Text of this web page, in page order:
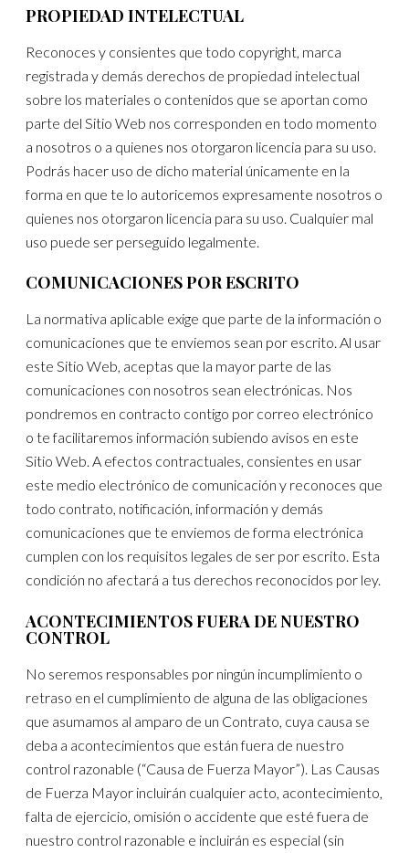
PROPIEDAD INTELECTUAL
Reconoces y consientes que todo copyright, marca
registrada y demás derechos de propiedad intelectual
sobre los materiales o contenidos que se aportan como
parte del Sitio Web nos corresponden en todo momento
a nosotros o a quienes nos otorgaron licencia para su uso.
Podrás hacer uso de dicho material únicamente en la
forma en que te lo autoricemos expresamente nosotros o
quienes nos otorgaron licencia para su uso. Cualquier mal
uso puede ser perseguido legalmente.
COMUNICACIONES POR ESCRITO
La normativa aplicable exige que parte de la información o
comunicaciones que te enviemos sean por escrito. Al usar
este Sitio Web, aceptas que la mayor parte de las
comunicaciones con nosotros sean electrónicas. Nos
pondremos en contracto contigo por correo electrónico
o te facilitaremos información subiendo avisos en este
Sitio Web. A efectos contractuales, consientes en usar
este medio electrónico de comunicación y reconoces que
todo contrato, notificación, información y demás
comunicaciones que te enviemos de forma electrónica
cumplen con los requisitos legales de ser por escrito. Esta
condición no afectará a tus derechos reconocidos por ley.
ACONTECIMIENTOS FUERA DE NUESTRO
CONTROL
No seremos responsables por ningún incumplimiento o
retraso en el cumplimiento de alguna de las obligaciones
que asumamos al amparo de un Contrato, cuya causa se
deba a acontecimientos que están fuera de nuestro
control razonable (“Causa de Fuerza Mayor”). Las Causas
de Fuerza Mayor incluirán cualquier acto, acontecimiento,
falta de ejercicio, omisión o accidente que esté fuera de
nuestro control razonable e incluirán es especial (sin